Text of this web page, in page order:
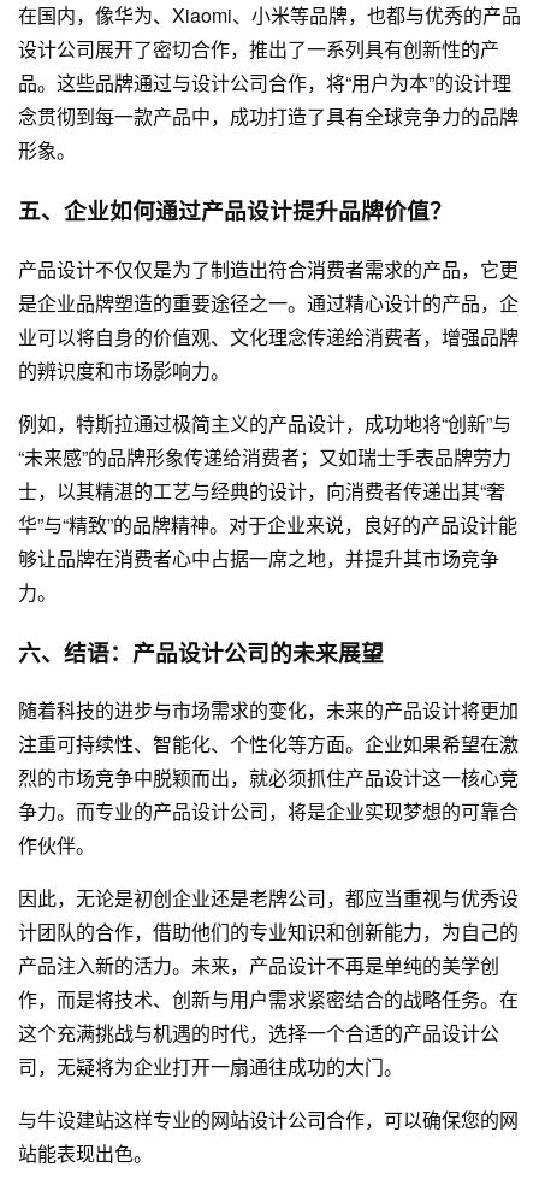
在国内，像华为、Xiaomi、小米等品牌，也都与优秀的产品
设计公司展开了密切合作，推出了一系列具有创新性的产
品。这些品牌通过与设计公司合作，将“用户为本”的设计理
念贯彻到每一款产品中，成功打造了具有全球竞争力的品牌
形象。
五、企业如何通过产品设计提升品牌价值？
产品设计不仅仅是为了制造出符合消费者需求的产品，它更
是企业品牌塑造的重要途径之一。通过精心设计的产品，企
业可以将自身的价值观、文化理念传递给消费者，增强品牌
的辨识度和市场影响力。
例如，特斯拉通过极简主义的产品设计，成功地将“创新”与
“未来感”的品牌形象传递给消费者；又如瑞士手表品牌劳力
士，以其精湛的工艺与经典的设计，向消费者传递出其“奢
华”与“精致”的品牌精神。对于企业来说，良好的产品设计能
够让品牌在消费者心中占据一席之地，并提升其市场竞争
力。
六、结语：产品设计公司的未来展望
随着科技的进步与市场需求的变化，未来的产品设计将更加
注重可持续性、智能化、个性化等方面。企业如果希望在激
烈的市场竞争中脱颖而出，就必须抓住产品设计这一核心竞
争力。而专业的产品设计公司，将是企业实现梦想的可靠合
作伙伴。
因此，无论是初创企业还是老牌公司，都应当重视与优秀设
计团队的合作，借助他们的专业知识和创新能力，为自己的
产品注入新的活力。未来，产品设计不再是单纯的美学创
作，而是将技术、创新与用户需求紧密结合的战略任务。在
这个充满挑战与机遇的时代，选择一个合适的产品设计公
司，无疑将为企业打开一扇通往成功的大门。
与牛设建站这样专业的网站设计公司合作，可以确保您的网
站能表现出色。